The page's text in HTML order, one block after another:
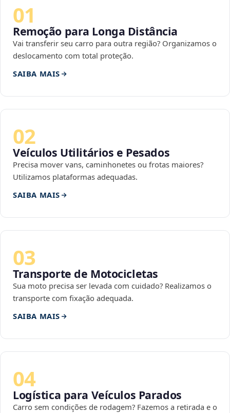
01
Remoção para Longa Distância
Vai transferir seu carro para outra região? Organizamos o
deslocamento com total proteção.
SAIBA MAIS
02
Veículos Utilitários e Pesados
Precisa mover vans, caminhonetes ou frotas maiores?
Utilizamos plataformas adequadas.
SAIBA MAIS
03
Transporte de Motocicletas
Sua moto precisa ser levada com cuidado? Realizamos o
transporte com fixação adequada.
SAIBA MAIS
04
Logística para Veículos Parados
Carro sem condições de rodagem? Fazemos a retirada e o